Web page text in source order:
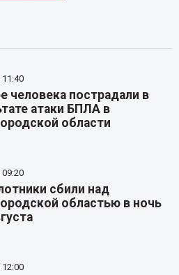
11:40
человека пострадали в
атаки БПЛА в
области
09:20
сбили над
областью в ночь
12:00